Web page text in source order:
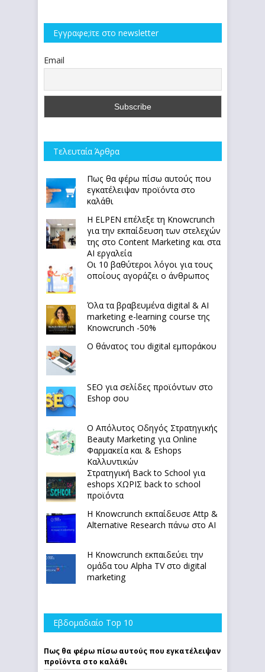
Εγγραφe;iτε στο newsletter
Email
Τελευταία Άρθρα
Πως θα φέρω πίσω αυτούς που
εγκατέλειψαν προϊόντα στο
καλάθι
Η ELPEN επέλεξε τη Knowcrunch
για την εκπαίδευση των στελεχών
της στο Content Marketing και στα
AI εργαλεία
Οι 10 βαθύτεροι λόγοι για τους
οποίους αγοράζει ο άνθρωπος
Όλα τα βραβευμένα digital & AI
marketing e-learning course της
Knowcrunch -50%
Ο θάνατος του digital εμποράκου
SEO για σελίδες προϊόντων στο
Eshop σου
Ο Απόλυτoς Οδηγός Στρατηγικής
Beauty Marketing για Online
Φαρμακεία και & Eshops
Καλλυντικών
Στρατηγική Back to School για
eshops ΧΩΡΙΣ back to school
προϊόντα
Η Knowcrunch εκπαίδευσε Attp &
Alternative Research πάνω στο ΑΙ
Η Knowcrunch εκπαιδεύει την
ομάδα του Alpha TV στο digital
marketing
Εβδομαδιαίο Top 10
Πως θα φέρω πίσω αυτούς που εγκατέλειψαν
προϊόντα στο καλάθι